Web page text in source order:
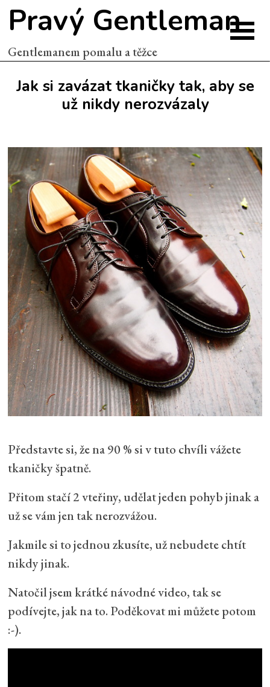
Pravý Gentleman
Gentlemanem pomalu a těžce
Jak si zavázat tkaničky tak, aby se
už nikdy nerozvázaly
Představte si, že na 90 % si v tuto chvíli vážete
tkaničky špatně.
Přitom stačí 2 vteřiny, udělat jeden pohyb jinak a
už se vám jen tak nerozvážou.
Jakmile si to jednou zkusíte, už nebudete chtít
nikdy jinak.
Natočil jsem krátké návodné video, tak se
podívejte, jak na to. Poděkovat mi můžete potom
:-).